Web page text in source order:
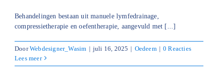
Behandelingen bestaan uit manuele lymfedrainage,
compressietherapie en oefentherapie, aangevuld met [...]
DoorWebdesigner_Wasim | juli 16, 2025 | Oedeem | 0 Reacties
Lees meer